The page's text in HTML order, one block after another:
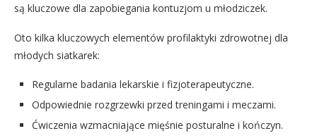
są kluczowe dla zapobiegania kontuzjom u młodziczek.
Oto kilka kluczowych elementów profilaktyki zdrowotnej dla
młodych siatkarek:
Regularne badania lekarskie i fizjoterapeutyczne.
Odpowiednie rozgrzewki przed treningami i meczami.
Ćwiczenia wzmacniające mięśnie posturalne i kończyn.